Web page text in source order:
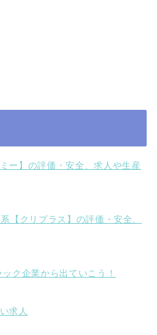
ー】の評価・安全、求人や生産
【クリプラス】の評価・安全、
企業から出ていこう！
求人